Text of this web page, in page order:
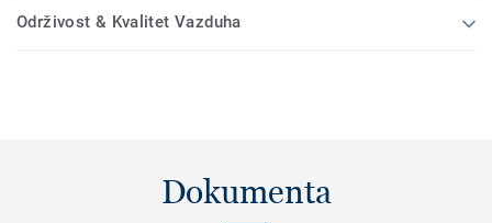
Održivost & Kvalitet Vazduha
Dokumenta